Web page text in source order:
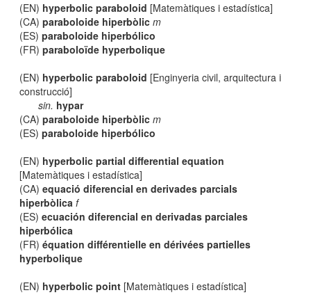
(EN) hyperbolic paraboloid [Matemàtiques i estadística]
(CA)paraboloide hiperbòlic m
(ES)paraboloide hiperbólico
(FR)paraboloïde hyperbolique
(EN) hyperbolic paraboloid [Enginyeria civil, arquitectura i
construcció]
sin. hypar
(CA)paraboloide hiperbòlic m
(ES)paraboloide hiperbólico
(EN) hyperbolic partial differential equation
[Matemàtiques i estadística]
(CA)equació diferencial en derivades parcials
hiperbòlica f
(ES)ecuación diferencial en derivadas parciales
hiperbólica
(FR)équation différentielle en dérivées partielles
hyperbolique
(EN) hyperbolic point [Matemàtiques i estadística]